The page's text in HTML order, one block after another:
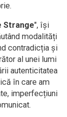
Strange", își
modalități
contradicția și
al unei lumi
autenticitatea
în care am
imperfecțiuni